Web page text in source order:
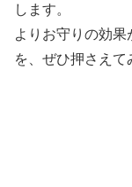
します。
よりお守りの効果
を、ぜひ押さえて